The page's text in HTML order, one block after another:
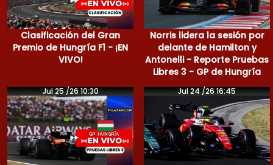
Clasificación del Gran
Premio de Hungría F1 - ¡EN
VIVO!
Norris lidera la sesión por
delante de Hamilton y
Antonelli - Reporte Pruebas
Libres 3 - GP de Hungría
Jul 25 /26 10:30 Jul 24 /26 16:45